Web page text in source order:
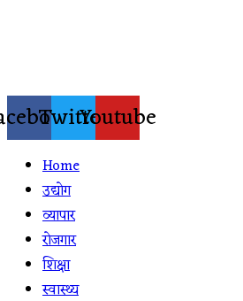
TwitterYoutube
Home
उद्योग
व्यापार
रोजगार
शिक्षा
स्वास्थ्य